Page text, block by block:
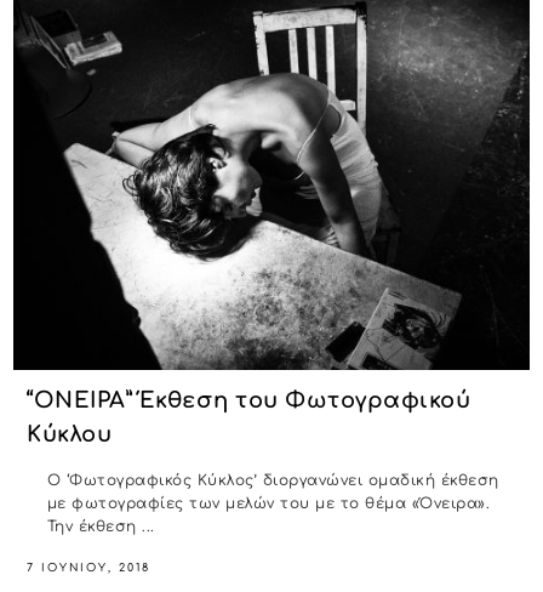
“ΟΝΕΙΡΑ” Έκθεση του Φωτογραφικού
Κύκλου
Ο ‘Φωτογραφικός Κύκλος’ διοργανώνει ομαδική έκθεση
με φωτογραφίες των μελών του με το θέμα «Όνειρα».
Την έκθεση ...
7 ΙΟΥΝΊΟΥ, 2018